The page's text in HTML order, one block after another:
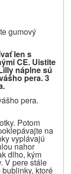
gumový
len s
CE. Uistite
náplne sú
pera. 3
pera.
Potom
na
vyplávajú
nahor
dlho, kým
V pere stále
ktoré